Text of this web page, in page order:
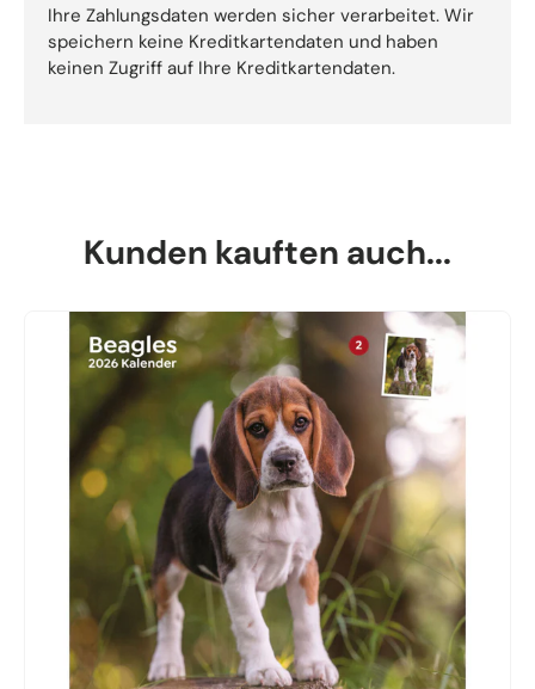
Ihre Zahlungsdaten werden sicher verarbeitet. Wir
speichern keine Kreditkartendaten und haben
keinen Zugriff auf Ihre Kreditkartendaten.
Kunden kauften auch...